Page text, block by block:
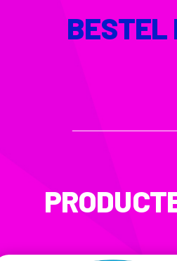
BESTEL